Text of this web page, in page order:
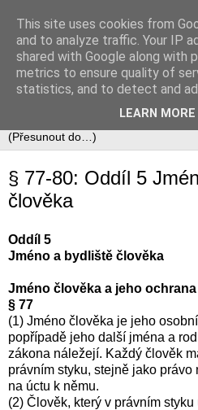
Občanský
Zákon č. 89/2012 Sb.,
znění včetně automaticky
§ 77-80: Oddíl 5
člověka
Oddíl 5
Jméno a bydliště člověka
Jméno člověka a jeho ochrana
§ 77
(1) Jméno člověka je jeho
popřípadě jeho další jména a
zákona náležejí. Každý člověk
právním styku, stejně jako
na úctu k němu.
(2) Člověk, který v právním
This site uses cookies from
and to analyze traffic. Your IP
shared with Google along with
metrics to ensure quality of
statistics, and to detect and
LEARN MORE